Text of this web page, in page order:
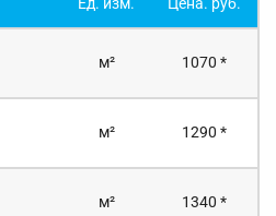
Ед. изм. Цена. руб.
м² 1070 *
м² 1290 *
м² 1340 *